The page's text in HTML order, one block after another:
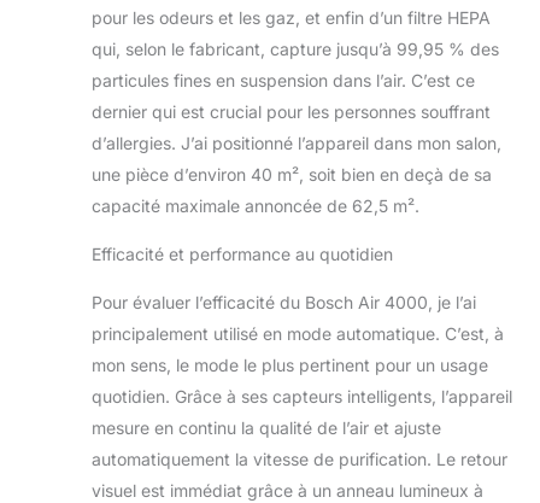
pour les odeurs et les gaz, et enfin d’un filtre HEPA
qui, selon le fabricant, capture jusqu’à 99,95 % des
particules fines en suspension dans l’air. C’est ce
dernier qui est crucial pour les personnes souffrant
d’allergies. J’ai positionné l’appareil dans mon salon,
une pièce d’environ 40 m², soit bien en deçà de sa
capacité maximale annoncée de 62,5 m².
Efficacité et performance au quotidien
Pour évaluer l’efficacité du Bosch Air 4000, je l’ai
principalement utilisé en mode automatique. C’est, à
mon sens, le mode le plus pertinent pour un usage
quotidien. Grâce à ses capteurs intelligents, l’appareil
mesure en continu la qualité de l’air et ajuste
automatiquement la vitesse de purification. Le retour
visuel est immédiat grâce à un anneau lumineux à